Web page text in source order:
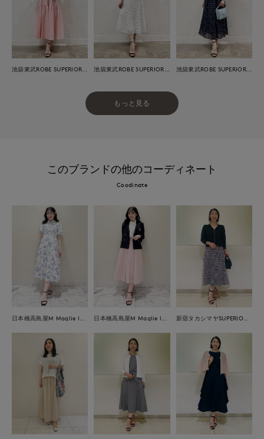
もっと見る
このブランドの他のコーディネート
Coodinate